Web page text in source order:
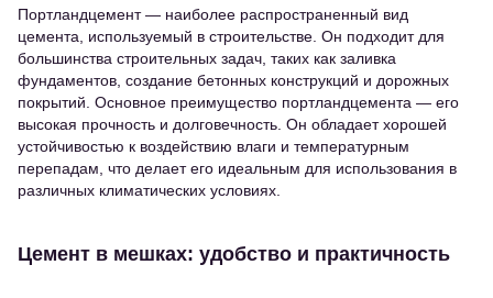
Портландцемент — наиболее распространенный вид
цемента, используемый в строительстве. Он подходит для
большинства строительных задач, таких как заливка
фундаментов, создание бетонных конструкций и дорожных
покрытий. Основное преимущество портландцемента — его
высокая прочность и долговечность. Он обладает хорошей
устойчивостью к воздействию влаги и температурным
перепадам, что делает его идеальным для использования в
различных климатических условиях.
Цемент в мешках: удобство и практичность